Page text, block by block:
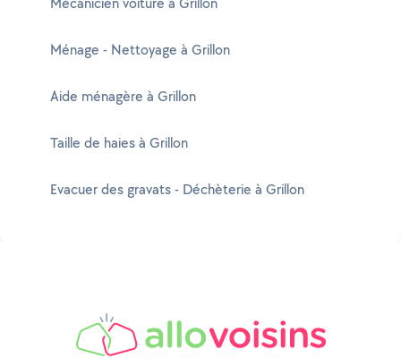
Ménage - Nettoyage à Grillon
Aide ménagère à Grillon
Taille de haies à Grillon
Evacuer des gravats - Déchèterie à Grillon